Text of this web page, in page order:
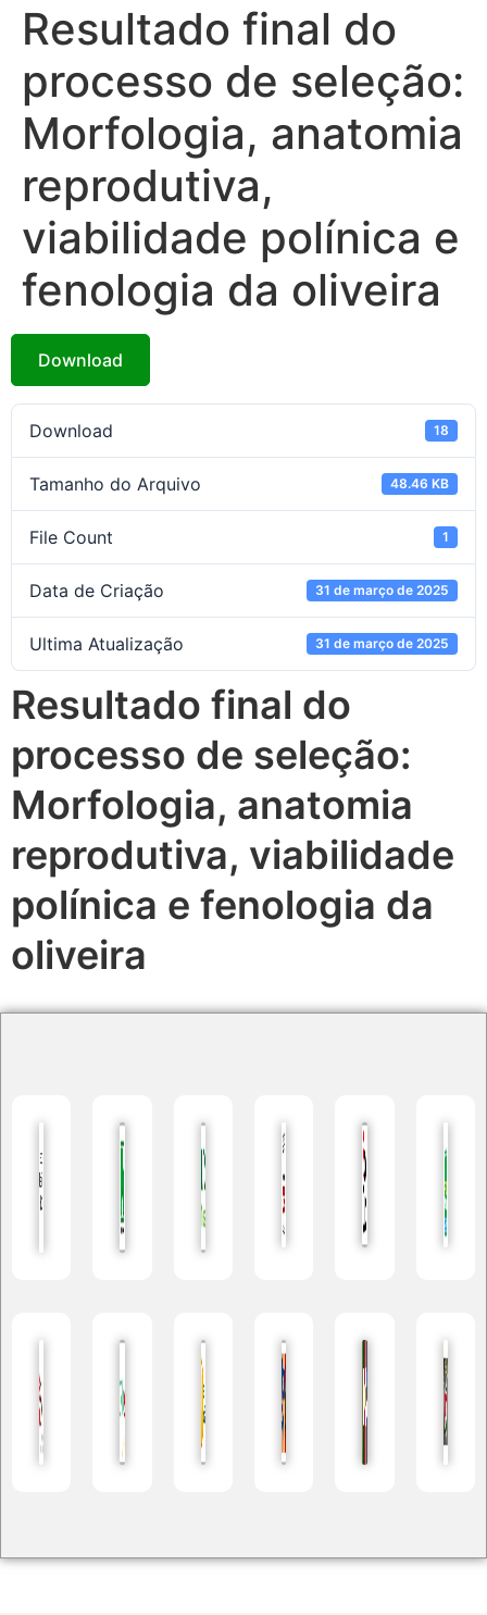
Resultado final do
processo de seleção:
Morfologia, anatomia
reprodutiva,
viabilidade polínica e
fenologia da oliveira
Download
Download 18
Tamanho do Arquivo 48.46 KB
File Count 1
Data de Criação 31 de março de 2025
Ultima Atualização 31 de março de 2025
Resultado final do
processo de seleção:
Morfologia, anatomia
reprodutiva, viabilidade
polínica e fenologia da
oliveira